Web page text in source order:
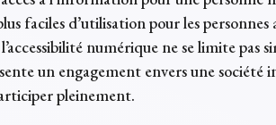
faciles d’utilisation pour les personnes
numérique ne se limite pas
un engagement envers une société
pleinement.